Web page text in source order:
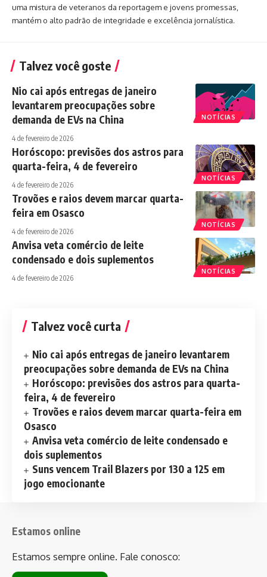
uma mistura de veteranos da reportagem e jovens promessas,
mantém o alto padrão de integridade e excelência jornalística.
Talvez você goste
NOTÍCIAS
Nio cai após entregas de janeiro
levantarem preocupações sobre
demanda de EVs na China
4 de fevereiro de 2026
NOTÍCIAS
Horóscopo: previsões dos astros para
quarta-feira, 4 de fevereiro
4 de fevereiro de 2026
NOTÍCIAS
Trovões e raios devem marcar quarta-
feira em Osasco
4 de fevereiro de 2026
NOTÍCIAS
Anvisa veta comércio de leite
condensado e dois suplementos
4 de fevereiro de 2026
Talvez você curta
Nio cai após entregas de janeiro levantarem
preocupações sobre demanda de EVs na China
Horóscopo: previsões dos astros para quarta-
feira, 4 de fevereiro
Trovões e raios devem marcar quarta-feira em
Osasco
Anvisa veta comércio de leite condensado e
dois suplementos
Suns vencem Trail Blazers por 130 a 125 em
jogo emocionante
Estamos online
Estamos sempre online. Fale conosco: